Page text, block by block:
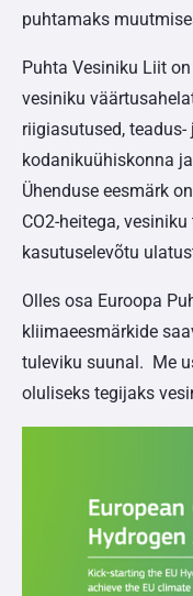
puhtamaks
Puhta Vesiniku Liit
vesiniku
riigiasutused,
kodanikuühiskonna
Ühenduse eesmärk
CO2-heitega,
kasutuselevõtu
Olles osa Euroopa
kliimaeesmärkide
tuleviku suunal. Me
oluliseks tegijaks